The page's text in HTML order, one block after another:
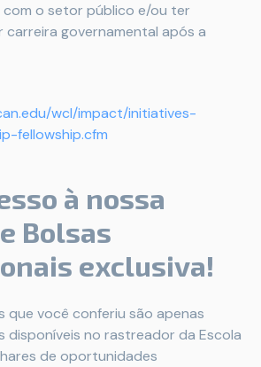
o setor público e/ou ter
carreira governamental após a
wcl/impact/initiatives-
fellowship.cfm
à nossa
Bolsas
exclusiva!
que você conferiu são apenas
disponíveis no rastreador da Escola
de oportunidades